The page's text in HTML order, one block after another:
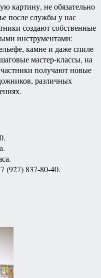
картину, не обязательно
после службы у нас
создают собственные
инструментами:
камне и даже спиле
мастер-классы, на
получают новые
различных
(927) 837-80-40.